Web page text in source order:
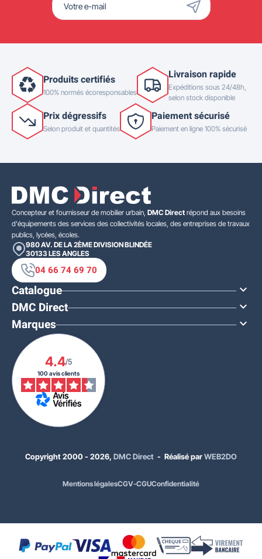
241,00 €HT
x5
293,00 €
Produits certifiés
100% normés écoresponsables
Livraison rapide
Expéditions sous 24/48h,
selon stock disponible
Prix dégressifs
Selon produit et quantités
Paiement sécurisé
Paiement en ligne 100% sécurisé
Concepteur et fournisseur de mobilier urbain, DMC Direct répond aux besoins
d'équipements des services des collectivités locales, des entreprises de travaux
publics, lycées, écoles.
980 AV. DE LA 2ÈME DIVISION BLINDÉE
30133 LES ANGLES
04 66 74 69 70
Catalogue 
DMC Direct 
Marques 
4.4/5
100 avis clients
Copyright 2000 - 2026, DMC Direct - Réalisé parWEB2DO
Mentions légalesCGV-CGUConfidentialité